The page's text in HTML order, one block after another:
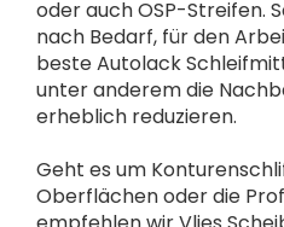
oder auch OSP-Streifen.
nach Bedarf, für den
beste Autolack
unter anderem die
erheblich reduzieren.
Geht es um
Oberflächen oder die